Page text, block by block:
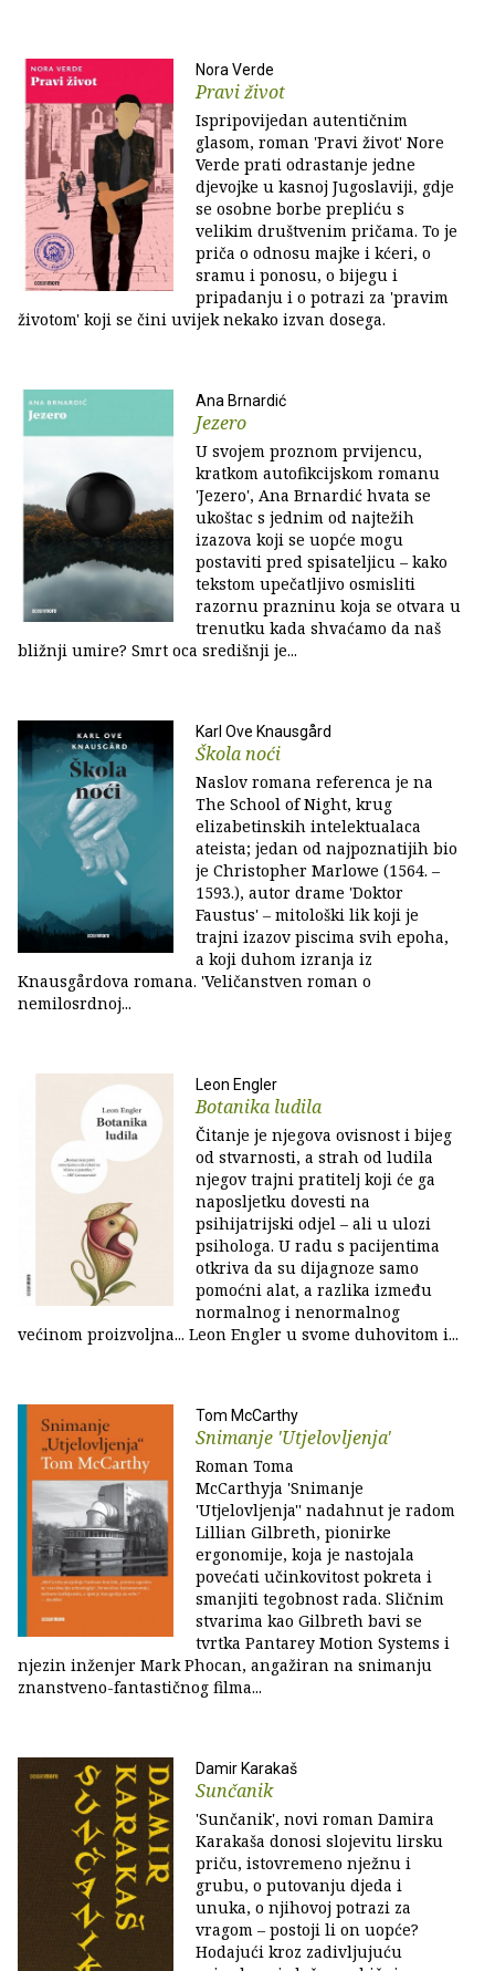
Nora Verde
Pravi život
Ispripovijedan autentičnim
glasom, roman 'Pravi život' Nore
Verde prati odrastanje jedne
djevojke u kasnoj Jugoslaviji, gdje
se osobne borbe prepliću s
velikim društvenim pričama. To je
priča o odnosu majke i kćeri, o
sramu i ponosu, o bijegu i
pripadanju i o potrazi za 'pravim
životom' koji se čini uvijek nekako izvan dosega.
Ana Brnardić
Jezero
U svojem proznom prvijencu,
kratkom autofikcijskom romanu
'Jezero', Ana Brnardić hvata se
ukoštac s jednim od najtežih
izazova koji se uopće mogu
postaviti pred spisateljicu – kako
tekstom upečatljivo osmisliti
razornu prazninu koja se otvara u
trenutku kada shvaćamo da naš
bližnji umire? Smrt oca središnji je...
Karl Ove Knausgård
Škola noći
Naslov romana referenca je na
The School of Night, krug
elizabetinskih intelektualaca
ateista; jedan od najpoznatijih bio
je Christopher Marlowe (1564. –
1593.), autor drame 'Doktor
Faustus' ‒ mitološki lik koji je
trajni izazov piscima svih epoha,
a koji duhom izranja iz
Knausgårdova romana. 'Veličanstven roman o
nemilosrdnoj...
Leon Engler
Botanika ludila
Čitanje je njegova ovisnost i bijeg
od stvarnosti, a strah od ludila
njegov trajni pratitelj koji će ga
naposljetku dovesti na
psihijatrijski odjel – ali u ulozi
psihologa. U radu s pacijentima
otkriva da su dijagnoze samo
pomoćni alat, a razlika između
normalnog i nenormalnog
većinom proizvoljna... Leon Engler u svome duhovitom i...
Tom McCarthy
Snimanje 'Utjelovljenja'
Roman Toma
McCarthyja 'Snimanje
'Utjelovljenja'' nadahnut je radom
Lillian Gilbreth, pionirke
ergonomije, koja je nastojala
povećati učinkovitost pokreta i
smanjiti tegobnost rada. Sličnim
stvarima kao Gilbreth bavi se
tvrtka Pantarey Motion Systems i
njezin inženjer Mark Phocan, angažiran na snimanju
znanstveno-fantastičnog filma...
Damir Karakaš
Sunčanik
'Sunčanik', novi roman Damira
Karakaša donosi slojevitu lirsku
priču, istovremeno nježnu i
grubu, o putovanju djeda i
unuka, o njihovoj potrazi za
vragom – postoji li on uopće?
Hodajući kroz zadivljujuću